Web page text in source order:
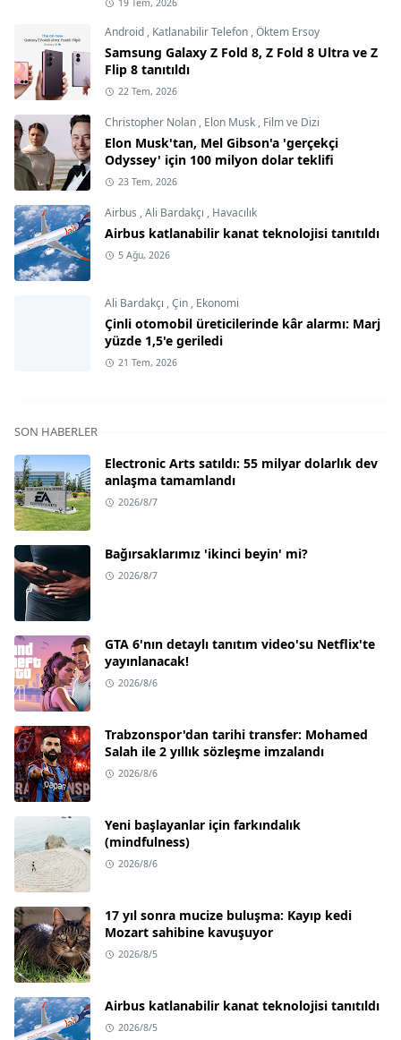
19 Tem, 2026
Android , Katlanabilir Telefon ,Öktem Ersoy
Samsung Galaxy Z Fold 8, Z Fold 8 Ultra ve Z
Flip 8 tanıtıldı
22 Tem, 2026
Christopher Nolan , Elon Musk , Film ve Dizi
Elon Musk'tan, Mel Gibson'a 'gerçekçi
Odyssey' için 100 milyon dolar teklifi
23 Tem, 2026
Airbus ,Ali Bardakçı , Havacılık
Airbus katlanabilir kanat teknolojisi tanıtıldı
5 Ağu, 2026
Ali Bardakçı ,Çin , Ekonomi
Çinli otomobil üreticilerinde kâr alarmı: Marj
yüzde 1,5'e geriledi
21 Tem, 2026
SON HABERLER
Electronic Arts satıldı: 55 milyar dolarlık dev
anlaşma tamamlandı
2026/8/7
Bağırsaklarımız 'ikinci beyin' mi?
2026/8/7
GTA 6'nın detaylı tanıtım video'su Netflix'te
yayınlanacak!
2026/8/6
Trabzonspor'dan tarihi transfer: Mohamed
Salah ile 2 yıllık sözleşme imzalandı
2026/8/6
Yeni başlayanlar için farkındalık
(mindfulness)
2026/8/6
17 yıl sonra mucize buluşma: Kayıp kedi
Mozart sahibine kavuşuyor
2026/8/5
Airbus katlanabilir kanat teknolojisi tanıtıldı
2026/8/5